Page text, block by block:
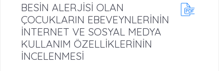
BESİN ALERJİSİ OLAN
ÇOCUKLARIN EBEVEYNLERİNİN
İNTERNET VE SOSYAL MEDYA
KULLANIM ÖZELLİKLERİNİN
İNCELENMESİ